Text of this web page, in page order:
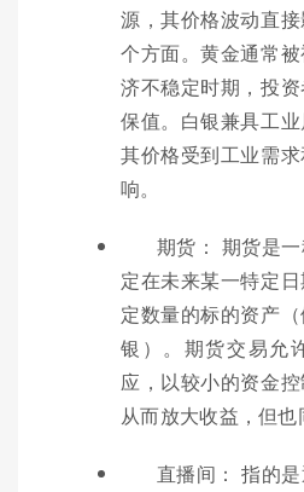
源，其价格波动直
个方面。黄金通常
济不稳定时期，投
保值。白银兼具工
其价格受到工业需
响。
期货： 期货是
定在未来某一特定
定数量的标的资产
银）。期货交易允
应，以较小的资金
从而放大收益，但也
直播间： 指的